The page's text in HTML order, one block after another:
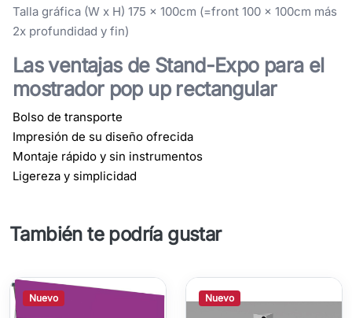
Talla gráfica (W x H) 175 x 100cm (=front 100 x 100cm más
2x profundidad y fin)
Las ventajas de Stand-Expo para el
mostrador pop up rectangular
Bolso de transporte
Impresión de su diseño ofrecida
Montaje rápido y sin instrumentos
Ligereza y simplicidad
También te podría gustar
Nuevo Nuevo